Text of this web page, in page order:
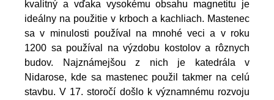
kvalitný a vďaka vysokému obsahu magnetitu je
ideálny na použitie v krboch a kachliach. Mastenec
sa v minulosti používal na mnohé veci a v roku
1200 sa používal na výzdobu kostolov a rôznych
budov. Najznámejšou z nich je katedrála v
Nidarose, kde sa mastenec použil takmer na celú
stavbu. V 17. storočí došlo k významnému rozvoju